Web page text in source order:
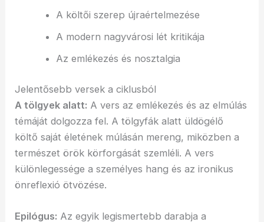
A költői szerep újraértelmezése
A modern nagyvárosi lét kritikája
Az emlékezés és nosztalgia
Jelentősebb versek a ciklusból
A tölgyek alatt: A vers az emlékezés és az elmúlás
témáját dolgozza fel. A tölgyfák alatt üldögélő
költő saját életének múlásán mereng, miközben a
természet örök körforgását szemléli. A vers
különlegessége a személyes hang és az ironikus
önreflexió ötvözése.
Epilógus: Az egyik legismertebb darabja a